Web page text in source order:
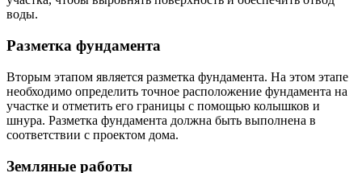
воды.
Разметка фундамента
Вторым этапом является разметка фундамента. На этом этапе
необходимо определить точное расположение фундамента на
участке и отметить его границы с помощью колышков и
шнура. Разметка фундамента должна быть выполнена в
соответствии с проектом дома.
Земляные работы